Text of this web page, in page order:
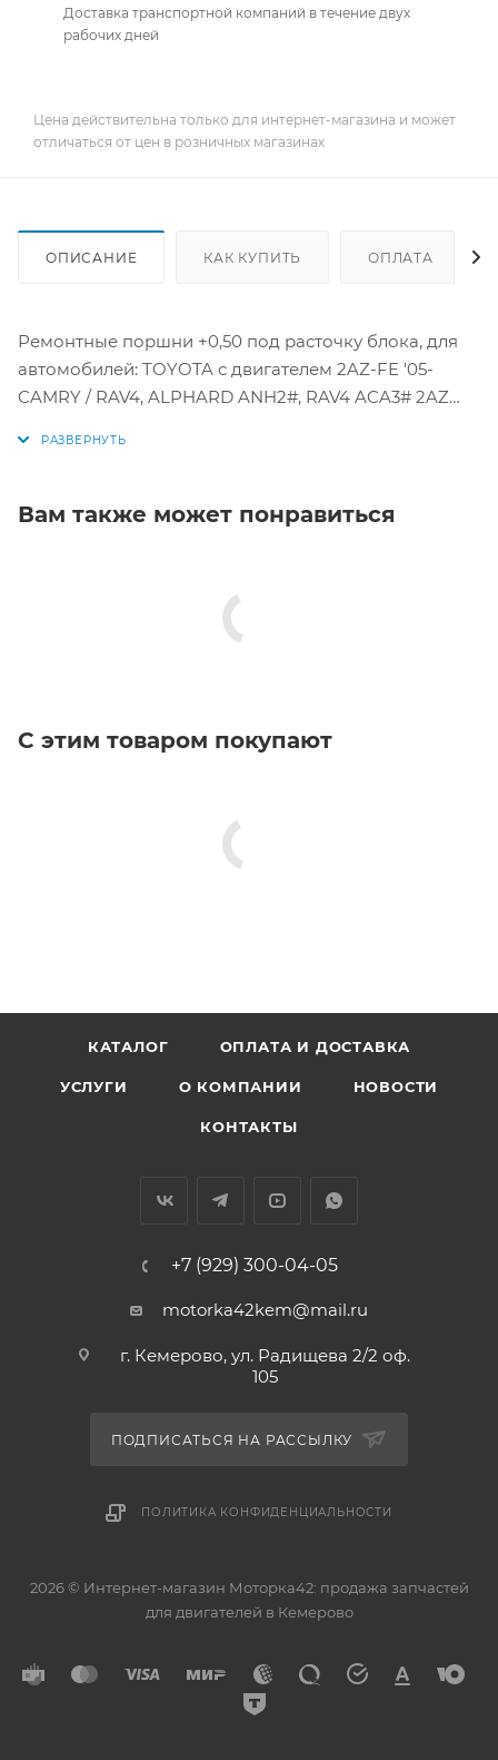
Доставка транспортной компаний в течение двух
рабочих дней
Цена действительна только для интернет-магазина и может
отличаться от цен в розничных магазинах
ОПИСАНИЕ КАК КУПИТЬ ОПЛАТА
Ремонтные поршни +0,50 под расточку блока, для
автомобилей: TOYOTA с двигателем 2AZ-FE '05-
CAMRY / RAV4, ALPHARD ANH2#, RAV4 ACA3# 2AZ
Параметры поршней:
A0, 13211-0H040-A0, 13211-28111-A0, 13211-28110-C0, 13211-
28111-C0, 13211-28112-A0, 13211-28112-B0, 13211-28112-C0,
Вам также может понравиться
С этим товаром покупают
КАТАЛОГ ОПЛАТА И ДОСТАВКА
УСЛУГИ О КОМПАНИИ НОВОСТИ
КОНТАКТЫ
+7 (929) 300-04-05
motorka42kem@mail.ru
г. Кемерово, ул. Радищева 2/2 оф.
105
ПОДПИСАТЬСЯ НА РАССЫЛКУ
ПОЛИТИКА КОНФИДЕНЦИАЛЬНОСТИ
2026 © Интернет-магазин Моторка42: продажа запчастей
для двигателей в Кемерово